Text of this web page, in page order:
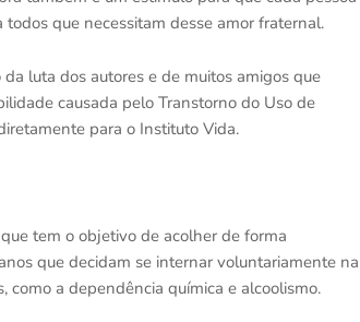
que necessitam desse amor fraternal.
luta dos autores e de muitos amigos que
causada pelo Transtorno do Uso de
para o Instituto Vida.
tem o objetivo de acolher de forma
que decidam se internar voluntariamente na
como a dependência química e alcoolismo.